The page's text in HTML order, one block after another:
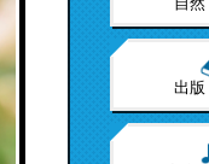
自然
出版